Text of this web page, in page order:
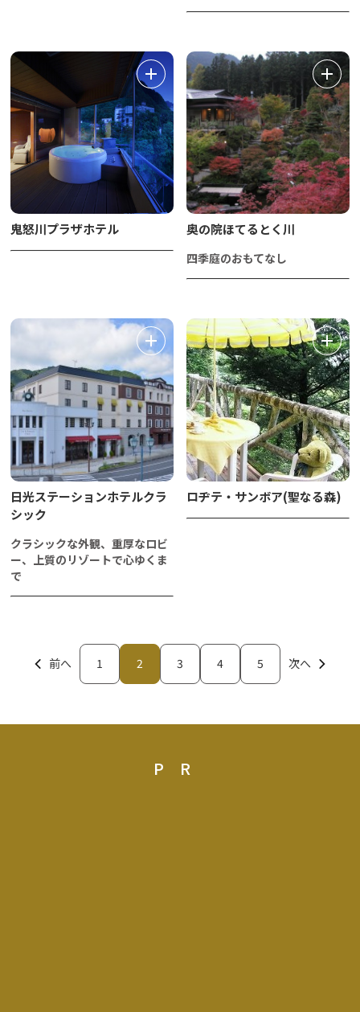
鬼怒川プラザホテル 奥の院ほてるとく川
四季庭のおもてなし
日光ステーションホテルクラ
シック
クラシックな外観、重厚なロビ
ー、上質のリゾートで心ゆくま
で
ロヂテ・サンボア(聖なる森)
前へ 1 2 3 4 5 次へ
PR